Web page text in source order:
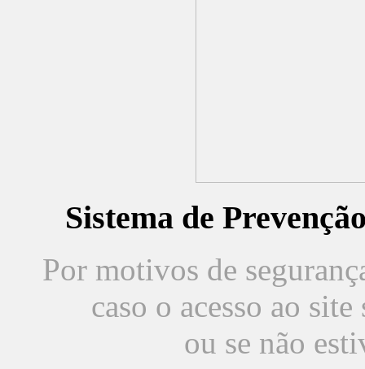
Sistema de
Por motivos de
caso o acesso ao
ou se não